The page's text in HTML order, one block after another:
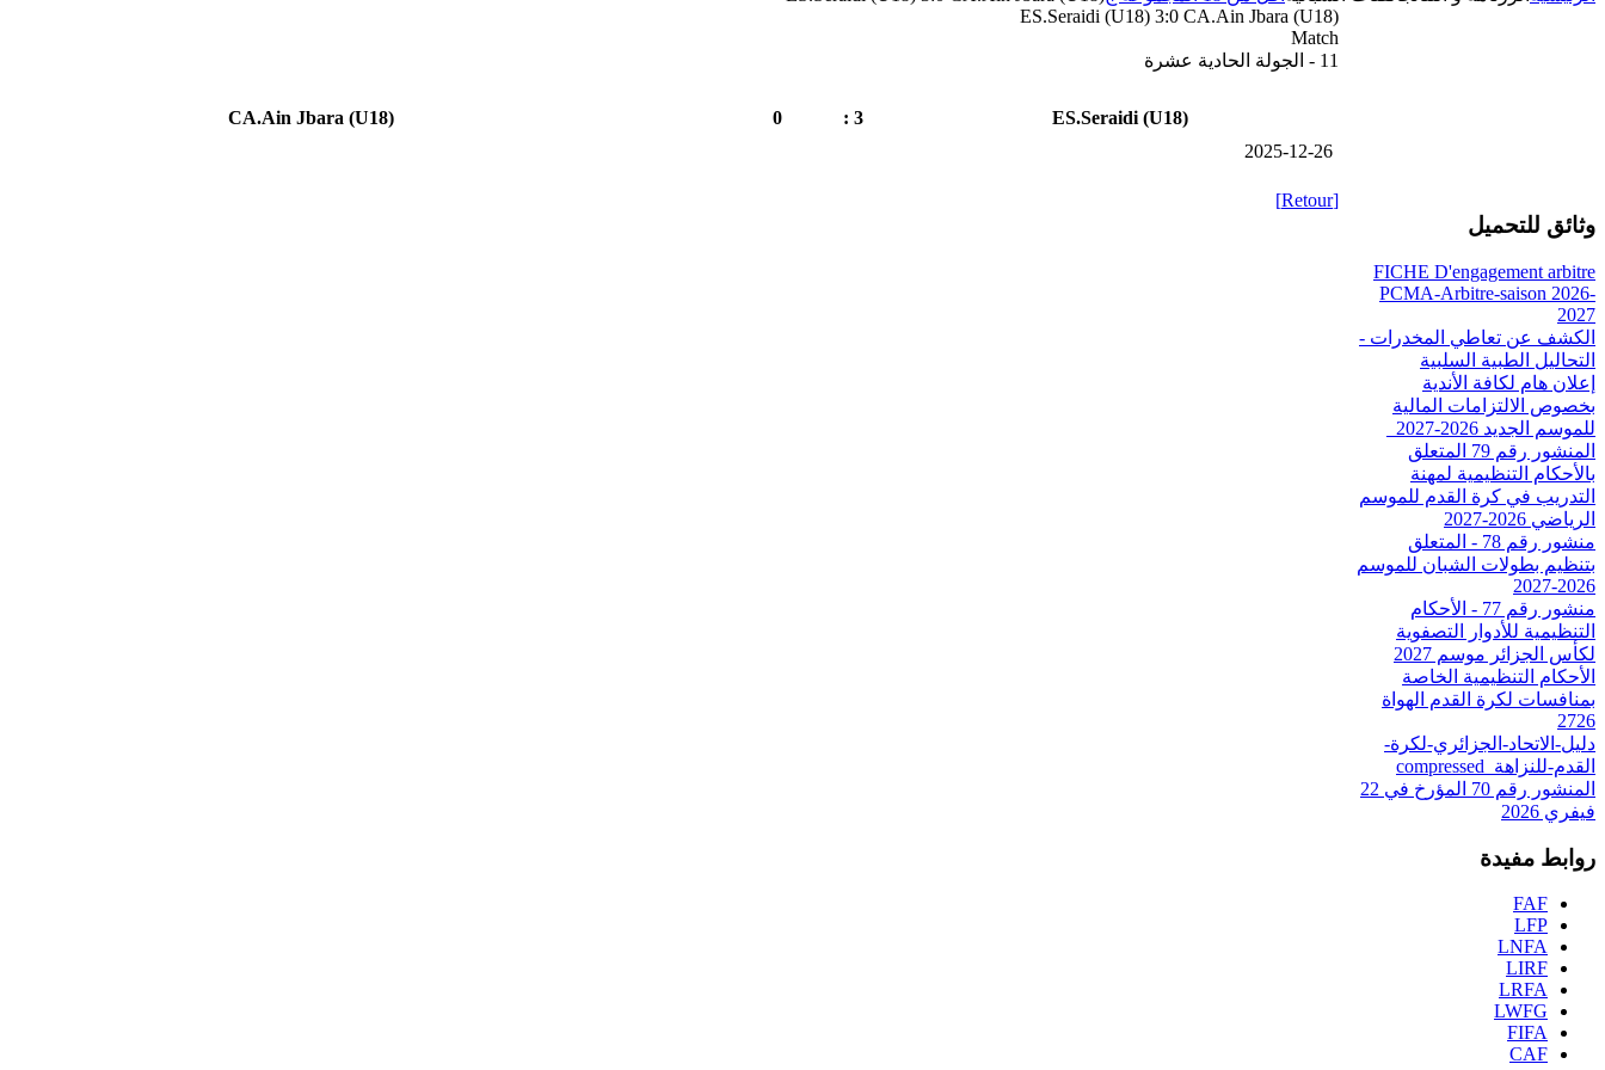
ES.Seraidi (U18) 3:0 CA.Ain Jbara (U18)
Match
11 - الجولة الحادية عشرة
ES.Seraidi (U18)
3 :
0
CA.Ain Jbara (U18)
2025-12-26
[Retour]
وثائق للتحميل
FICHE D'engagement arbitre
PCMA-Arbitre-saison 2026-
2027
الكشف عن تعاطي المخدرات -
التحاليل الطبية السلبية
إعلان هام لكافة الأندية
بخصوص الالتزامات المالية
للموسم الجديد 2026-2027_
المنشور رقم 79 المتعلق
بالأحكام التنظيمية لمهنة
التدريب في كرة القدم للموسم
الرياضي 2026-2027
منشور رقم 78 - المتعلق
بتنظيم بطولات الشبان للموسم
2026-2027
منشور رقم 77 - الأحكام
التنظيمية للأدوار التصفوية
لكأس الجزائر موسم 2027
الأحكام التنظيمية الخاصة
بمنافسات لكرة القدم الهواة
2726
دليل-الاتحاد-الجزائري-لكرة-
القدم-للنزاهة_compressed
المنشور رقم 70 المؤرخ في 22
فيفري 2026
روابط مفيدة
FAF
LFP
LNFA
LIRF
LRFA
LWFG
FIFA
CAF